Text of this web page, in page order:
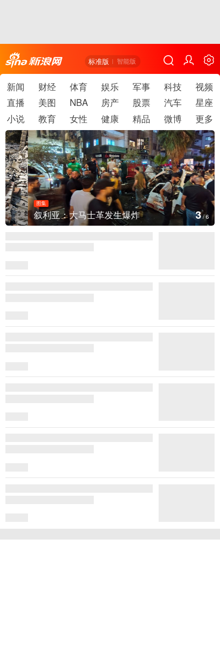
标准版 智能版
新闻 财经 体育 娱乐 军事 科技
视频
直播
美图 NBA 房产 股票 汽车
星座
小说
教育 女性 健康 精品 微博 更多
图集
叙利亚：大马士革发生爆炸 3/6